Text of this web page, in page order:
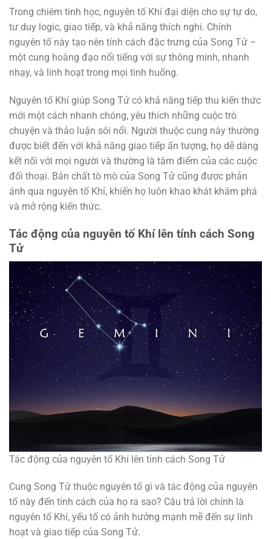
Trong chiêm tinh học, nguyên tố Khí đại diện cho sự tự do,
tư duy logic, giao tiếp, và khả năng thích nghi. Chính
nguyên tố này tạo nên tính cách đặc trưng của Song Tử –
một cung hoàng đạo nổi tiếng với sự thông minh, nhanh
nhạy, và linh hoạt trong mọi tình huống.
Nguyên tố Khí giúp Song Tử có khả năng tiếp thu kiến thức
mới một cách nhanh chóng, yêu thích những cuộc trò
chuyện và thảo luận sôi nổi. Người thuộc cung này thường
được biết đến với khả năng giao tiếp ấn tượng, họ dễ dàng
kết nối với mọi người và thường là tâm điểm của các cuộc
đối thoại. Bản chất tò mò của Song Tử cũng được phản
ánh qua nguyên tố Khí, khiến họ luôn khao khát khám phá
và mở rộng kiến thức.
Tác động của nguyên tố Khí lên tính cách Song
Tử
Tác động của nguyên tố Khí lên tính cách Song Tử
Cung Song Tử thuộc nguyên tố gì và tác động của nguyên
tố này đến tính cách của họ ra sao? Câu trả lời chính là
nguyên tố Khí, yếu tố có ảnh hưởng mạnh mẽ đến sự linh
hoạt và giao tiếp của Song Tử.